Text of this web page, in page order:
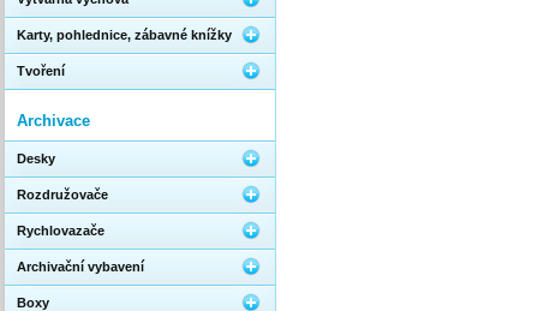
Karty, pohlednice, zábavné knížky
Tvoření
Archivace
Desky
Rozdružovače
Rychlovazače
Archivační vybavení
Boxy